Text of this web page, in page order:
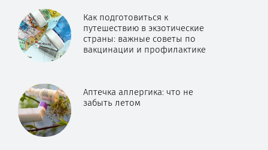
Как подготовиться к
путешествию в экзотические
страны: важные советы по
вакцинации и профилактике
Аптечка аллергика: что не
забыть летом